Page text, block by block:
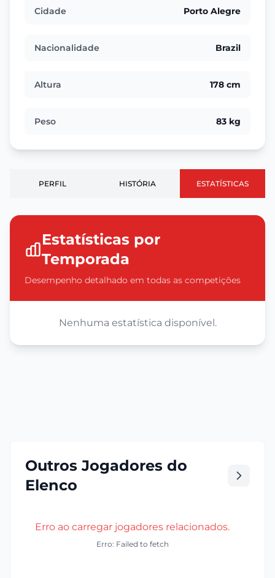
Cidade Porto Alegre
Nacionalidade Brazil
Altura 178 cm
Peso 83 kg
PERFIL HISTÓRIA ESTATÍSTICAS
Estatísticas por
Temporada
Desempenho detalhado em todas as competições
Nenhuma estatística disponível.
Outros Jogadores do
Elenco
Erro ao carregar jogadores relacionados.
Erro: Failed to fetch